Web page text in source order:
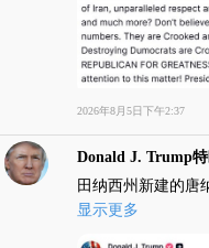
2026年8月5日下午2:37
Donald J. Trump
田纳西州新建的唐
显示更多